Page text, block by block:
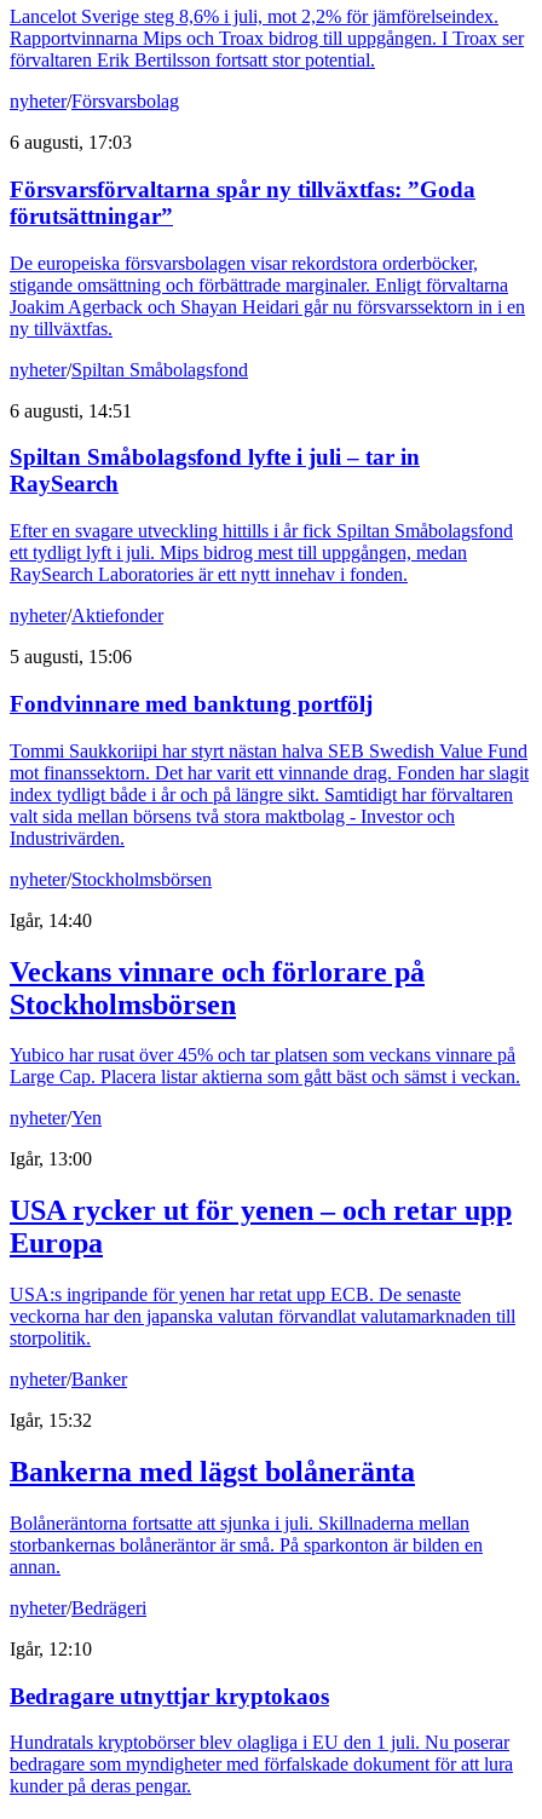
Lancelot Sverige steg 8,6% i juli, mot 2,2% för jämförelseindex.
Rapportvinnarna Mips och Troax bidrog till uppgången. I Troax ser
förvaltaren Erik Bertilsson fortsatt stor potential.
nyheter/Försvarsbolag
6 augusti, 17:03
Försvarsförvaltarna spår ny tillväxtfas: ”Goda
förutsättningar”
De europeiska försvarsbolagen visar rekordstora orderböcker,
stigande omsättning och förbättrade marginaler. Enligt förvaltarna
Joakim Agerback och Shayan Heidari går nu försvarssektorn in i en
ny tillväxtfas.
nyheter/Spiltan Småbolagsfond
6 augusti, 14:51
Spiltan Småbolagsfond lyfte i juli – tar in
RaySearch
Efter en svagare utveckling hittills i år fick Spiltan Småbolagsfond
ett tydligt lyft i juli. Mips bidrog mest till uppgången, medan
RaySearch Laboratories är ett nytt innehav i fonden.
nyheter/Aktiefonder
5 augusti, 15:06
Fondvinnare med banktung portfölj
Tommi Saukkoriipi har styrt nästan halva SEB Swedish Value Fund
mot finanssektorn. Det har varit ett vinnande drag. Fonden har slagit
index tydligt både i år och på längre sikt. Samtidigt har förvaltaren
valt sida mellan börsens två stora maktbolag - Investor och
Industrivärden.
nyheter/Stockholmsbörsen
Igår, 14:40
Veckans vinnare och förlorare på
Stockholmsbörsen
Yubico har rusat över 45% och tar platsen som veckans vinnare på
Large Cap. Placera listar aktierna som gått bäst och sämst i veckan.
nyheter/Yen
Igår, 13:00
USA rycker ut för yenen – och retar upp
Europa
USA:s ingripande för yenen har retat upp ECB. De senaste
veckorna har den japanska valutan förvandlat valutamarknaden till
storpolitik.
nyheter/Banker
Igår, 15:32
Bankerna med lägst bolåneränta
Bolåneräntorna fortsatte att sjunka i juli. Skillnaderna mellan
storbankernas bolåneräntor är små. På sparkonton är bilden en
annan.
nyheter/Bedrägeri
Igår, 12:10
Bedragare utnyttjar kryptokaos
Hundratals kryptobörser blev olagliga i EU den 1 juli. Nu poserar
bedragare som myndigheter med förfalskade dokument för att lura
kunder på deras pengar.